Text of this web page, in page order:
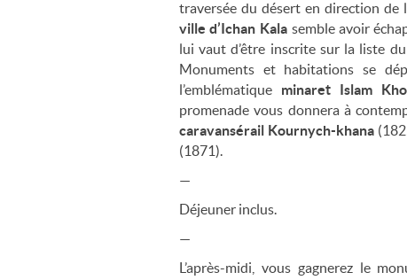
traversée du désert en direction de
ville d’Ichan Kala semble avoir
lui vaut d’être inscrite sur la liste du
Monuments et habitations se
l’emblématique minaret Islam
promenade vous donnera à
caravansérail Kournych-khana
(1871).
—
Déjeuner inclus.
—
L’après-midi, vous gagnerez le